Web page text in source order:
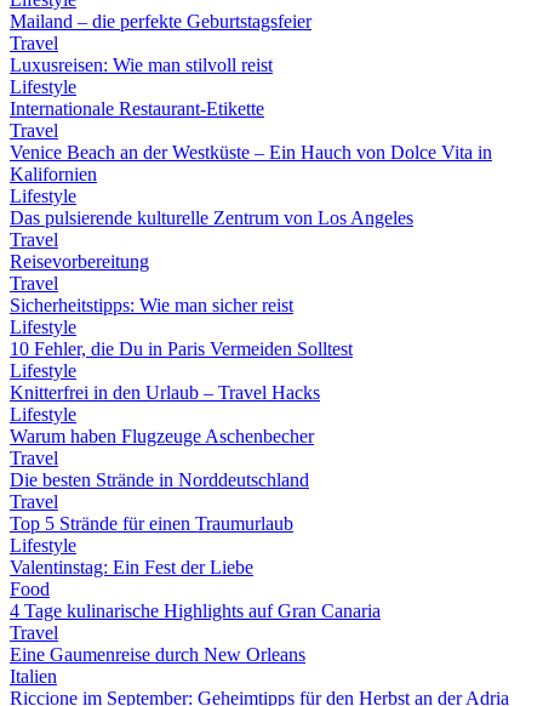
Mailand – die perfekte Geburtstagsfeier
Travel
Luxusreisen: Wie man stilvoll reist
Lifestyle
Internationale Restaurant-Etikette
Travel
Venice Beach an der Westküste – Ein Hauch von Dolce Vita in
Kalifornien
Lifestyle
Das pulsierende kulturelle Zentrum von Los Angeles
Travel
Reisevorbereitung
Travel
Sicherheitstipps: Wie man sicher reist
Lifestyle
10 Fehler, die Du in Paris Vermeiden Solltest
Lifestyle
Knitterfrei in den Urlaub – Travel Hacks
Lifestyle
Warum haben Flugzeuge Aschenbecher
Travel
Die besten Strände in Norddeutschland
Travel
Top 5 Strände für einen Traumurlaub
Lifestyle
Valentinstag: Ein Fest der Liebe
Food
4 Tage kulinarische Highlights auf Gran Canaria
Travel
Eine Gaumenreise durch New Orleans
Italien
Riccione im September: Geheimtipps für den Herbst an der Adria